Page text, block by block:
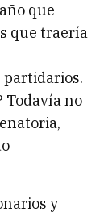
que
que traería
partidarios.
Todavía no
y